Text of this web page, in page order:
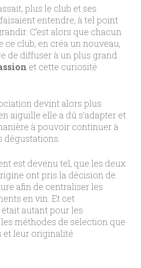
plus le club et ses
entendre, à tel point
C’est alors que chacun
ce club, en créa un nouveau,
de diffuser à un plus grand
et cette curiosité
devint alors plus
aiguille elle a dû s’adapter et
à pouvoir continuer à
dégustations.
est devenu tel, que les deux
ont pris la décision de
afin de centraliser les
en vin. Et cet
était autant pour les
méthodes de sélection que
et leur originalité